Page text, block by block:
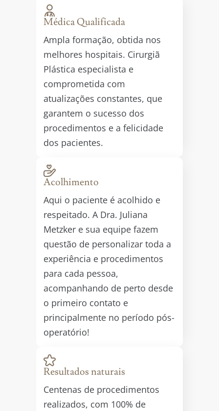
Médica Qualificada
Ampla formação, obtida nos
melhores hospitais. Cirurgiã
Plástica especialista e
comprometida com
atualizações constantes, que
garantem o sucesso dos
procedimentos e a felicidade
dos pacientes.
Acolhimento
Aqui o paciente é acolhido e
respeitado. A Dra. Juliana
Metzker e sua equipe fazem
questão de personalizar toda a
experiência e procedimentos
para cada pessoa,
acompanhando de perto desde
o primeiro contato e
principalmente no período pós-
operatório!
Resultados naturais
Centenas de procedimentos
realizados, com 100% de